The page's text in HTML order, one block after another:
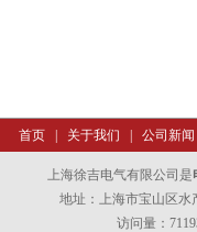
首页| 关于我们 公司新闻
上海徐吉电气有限公司是
地址：上海市宝山区水
访问量：